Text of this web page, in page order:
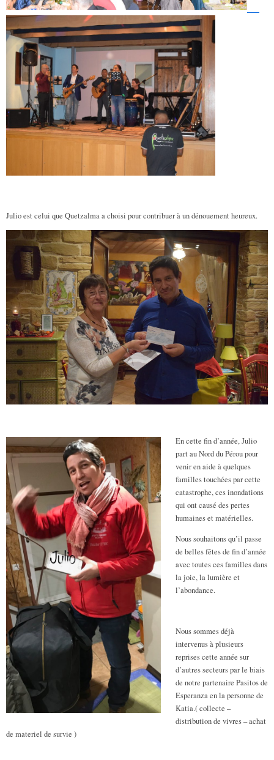
Julio est celui que Quetzalma a choisi pour contribuer à un dénouement heureux.
En cette fin d’année, Julio
part au Nord du Pérou pour
venir en aide à quelques
familles touchées par cette
catastrophe, ces inondations
qui ont causé des pertes
humaines et matérielles.
Nous souhaitons qu’il passe
de belles fêtes de fin d’année
avec toutes ces familles dans
la joie, la lumière et
l’abondance.
Nous sommes déjà
intervenus à plusieurs
reprises cette année sur
d’autres secteurs par le biais
de notre partenaire Pasitos de
Esperanza en la personne de
Katia.( collecte –
distribution de vivres – achat
de materiel de survie )